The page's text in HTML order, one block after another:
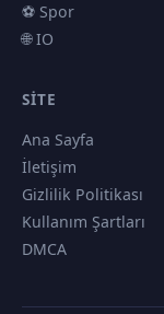
⚽ Spor
🌐 IO
SITE
Ana Sayfa
İletişim
Gizlilik Politikası
Kullanım Şartları
DMCA